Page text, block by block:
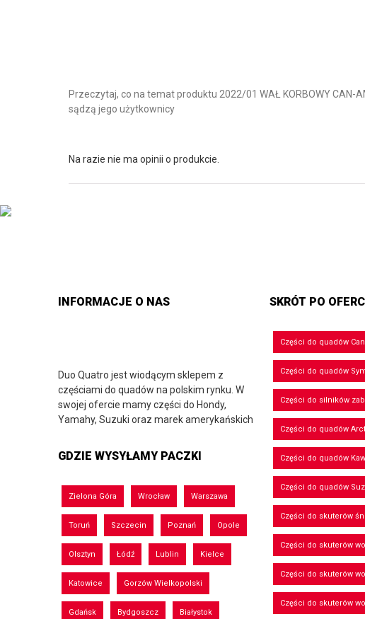
Przeczytaj, co na temat produktu 2022/01 WAŁ KORBOWY CAN-
sądzą jego użytkownicy
Na razie nie ma opinii o produkcie.
INFORMACJE O NAS
Duo Quatro jest wiodącym sklepem z
częściami do quadów na polskim rynku. W
swojej ofercie mamy części do Hondy,
Yamahy, Suzuki oraz marek amerykańskich
GDZIE WYSYŁAMY PACZKI
Zielona Góra Wrocław Warszawa
Toruń Szczecin Poznań Opole
Olsztyn Łódź Lublin Kielce
Katowice Gorzów Wielkopolski
Gdańsk Bydgoszcz Białystok
SKRÓT PO
Części do quadów
Części do quadów
Części do silników
Części do quadów
Części do quadów
Części do quadów
Części do skuterów
Części do skuterów
Części do skuterów
Części do skuterów